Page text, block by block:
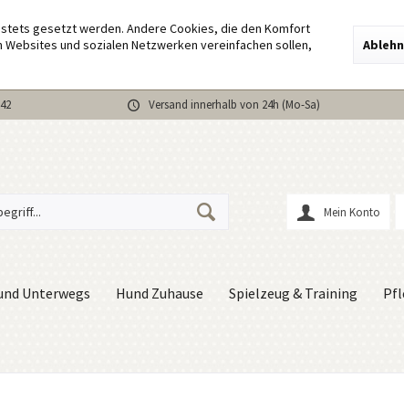
gesetzt werden. Andere Cookies, die den Komfort
und sozialen Netzwerken vereinfachen sollen,
Versand innerhalb von 24h (Mo-Sa)
Mein Konto
Unterwegs Hund Zuhause Spielzeug & Training